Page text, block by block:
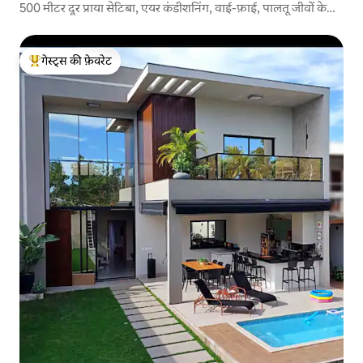
500 मीटर दूर प्राया सेटिबा, एयर कंडीशनिंग, वाई-फ़ाई, पालतू जीवों के
गेस्ट्स का टॉप फ़ेवरेट
गेस्ट्स की फ़ेवरेट